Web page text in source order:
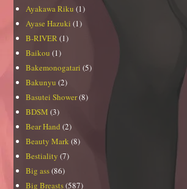
Ayakawa Riku (1)
Ayase Hazuki (1)
B-RIVER(1)
Baikou (1)
Bakemonogatari (5)
Bakunyu (2)
Basutei Shower(8)
BDSM (3)
Bear Hand (2)
Beauty Mark (8)
Bestiality (7)
Big ass(86)
Big Breasts(587)